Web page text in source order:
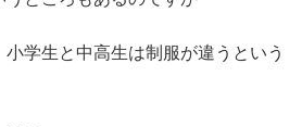
学生と中高生は制服が違うという